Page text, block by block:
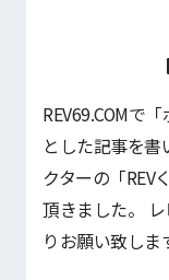
REV69.COMで
とした記事を書
クターの「REV
頂きました。
りお願い致しま